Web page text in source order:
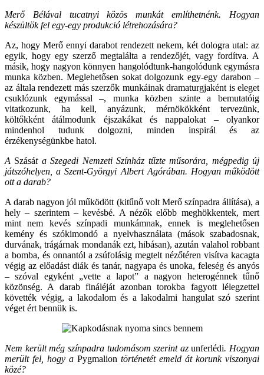
Merő Bélával tucatnyi közös munkát említhetnénk. Hogyan
készültök fel egy-egy produkció létrehozására?
Az, hogy Merő ennyi darabot rendezett nekem, két dologra utal: az
egyik, hogy egy szerző megtalálta a rendezőjét, vagy fordítva. A
másik, hogy nagyon könnyen hangolódtunk-hangolódunk egymásra
munka közben. Meglehetősen sokat dolgozunk egy-egy darabon –
az általa rendezett más szerzők munkáinak dramaturgjaként is eleget
csuklózunk egymással –, munka közben szinte a bemutatóig
vitatkozunk, ha kell, anyázunk, mérnökökként tervezünk,
költőkként átálmodunk éjszakákat és nappalokat – olyankor
mindenhol tudunk dolgozni, minden inspirál és az
érzékenységünkbe hatol.
A Szását a Szegedi Nemzeti Színház tűzte műsorára, mégpedig új
játszóhelyen, a Szent-Györgyi Albert Agórában. Hogyan működött
ott a darab?
A darab nagyon jól működött (kitűnő volt Merő színpadra állítása), a
hely – szerintem – kevésbé. A nézők előbb meghökkentek, mert
mint nem kevés színpadi munkámnak, ennek is meglehetősen
kemény és szókimondó a nyelvhasználata (mások szabadosnak,
durvának, trágárnak mondanák ezt, hibásan), azután valahol robbant
a bomba, és onnantól a zsúfolásig megtelt nézőtéren visítva kacagta
végig az előadást diák és tanár, nagyapa és unoka, feleség és anyós
– szóval egyként „vette a lapot” a nagyon heterogénnek tűnő
közönség. A darab fináléját azonban torokba fagyott lélegzettel
követték végig, a lakodalom és a lakodalmi hangulat szó szerint
véget ért bennük is.
Nem került még színpadra tudomásom szerint azunferlédi. Hogyan
merült fel, hogy a Pygmalion történetét emeld át korunk viszonyai
közé?